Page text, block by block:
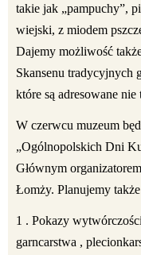
takie jak „pampuchy”,
wiejski, z miodem
Dajemy możliwość
Skansenu tradycyjnych
które są adresowane
W czerwcu muzeum
„Ogólnopolskich Dni
Głównym
Łomży. Planujemy
1 . Pokazy
garncarstwa ,